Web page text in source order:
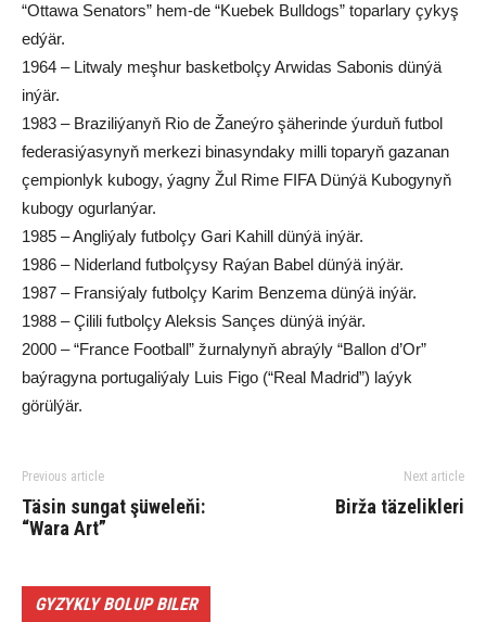
“Ottawa Senators” hem-de “Kuebek Bulldogs” toparlary çykyş
edýär.
1964 – Litwaly meşhur basketbolçy Arwidas Sabonis dünýä
inýär.
1983 – Braziliýanyň Rio de Žaneýro şäherinde ýurduň futbol
federasiýasynyň merkezi binasyndaky milli toparyň gazanan
çempionlyk kubogy, ýagny Žul Rime FIFA Dünýä Kubogynyň
kubogy ogurlanýar.
1985 – Angliýaly futbolçy Gari Kahill dünýä inýär.
1986 – Niderland futbolçysy Raýan Babel dünýä inýär.
1987 – Fransiýaly futbolçy Karim Benzema dünýä inýär.
1988 – Çilili futbolçy Aleksis Sançes dünýä inýär.
2000 – “France Football” žurnalynyň abraýly “Ballon d’Or”
baýragyna portugaliýaly Luis Figo (“Real Madrid”) laýyk
görülýär.
Previous article
Täsin sungat şüweleňi:
“Wara Art”
Next article
Birža täzelikleri
GYZYKLY BOLUP BILER